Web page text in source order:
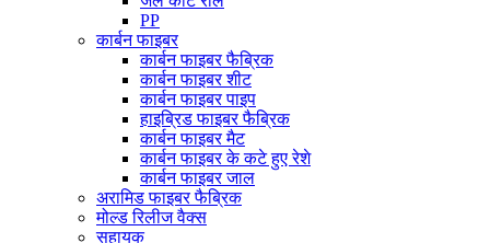
PP
कार्बन फाइबर
कार्बन फाइबर फैब्रिक
कार्बन फाइबर शीट
कार्बन फाइबर पाइप
हाइब्रिड फाइबर फैब्रिक
कार्बन फाइबर मैट
कार्बन फाइबर के कटे हुए रेशे
कार्बन फाइबर जाल
अरामिड फाइबर फैब्रिक
मोल्ड रिलीज वैक्स
सहायक